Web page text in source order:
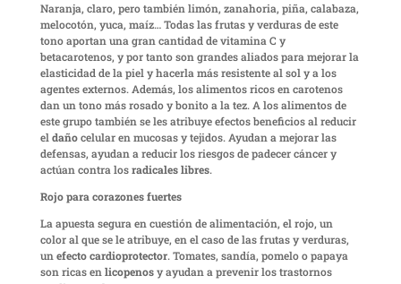
Naranja, claro, pero también limón, zanahoria, piña, calabaza,
melocotón, yuca, maíz… Todas las frutas y verduras de este
tono aportan una gran cantidad de vitamina C y
betacarotenos, y por tanto son grandes aliados para mejorar la
elasticidad de la piel y hacerla más resistente al sol y a los
agentes externos. Además, los alimentos ricos en carotenos
dan un tono más rosado y bonito a la tez. A los alimentos de
este grupo también se les atribuye efectos beneficios al reducir
eldañocelular en mucosas y tejidos. Ayudan a mejorar las
defensas, ayudan a reducir los riesgos de padecer cáncer y
actúan contra losradicales libres.
Rojo para corazones fuertes
La apuesta segura en cuestión de alimentación, el rojo, un
color al que se le atribuye, en el caso de las frutas y verduras,
unefecto cardioprotector. Tomates, sandía, pomelo o papaya
son ricas enlicopenosy ayudan a prevenir los trastornos